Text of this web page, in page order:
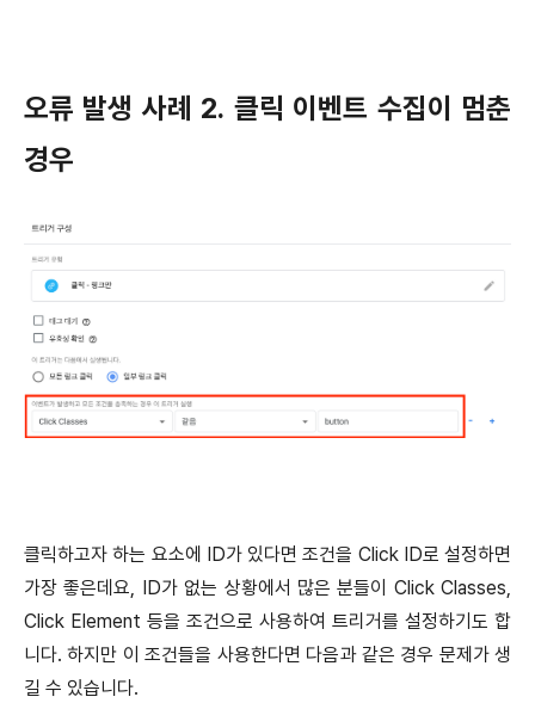
오류 발생 사례 2. 클릭 이벤트 수집이 멈춘
경우
클릭하고자 하는 요소에 ID가 있다면 조건을 Click ID로 설정하면
가장 좋은데요, ID가 없는 상황에서 많은 분들이 Click Classes,
Click Element 등을 조건으로 사용하여 트리거를 설정하기도 합
니다. 하지만 이 조건들을 사용한다면 다음과 같은 경우 문제가 생
길 수 있습니다.